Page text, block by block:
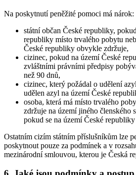
Na poskytnutí peněžité pomoci má nárok:
státní občan České republiky,
republiky místo trvalého pobytu
České republiky obvykle zdržuje,
cizinec, pokud na území České
zvláštními právními předpisy
než 90 dnů,
cizinec, který požádal o udělení
udělen azyl na území České
osoba, která má místo trvalého
zdržuje na území jiného členského
pokud se na území České
Ostatním cizím státním příslušníkům lze
poskytnout pouze za podmínek a v
mezinárodní smlouvou, kterou je Česká